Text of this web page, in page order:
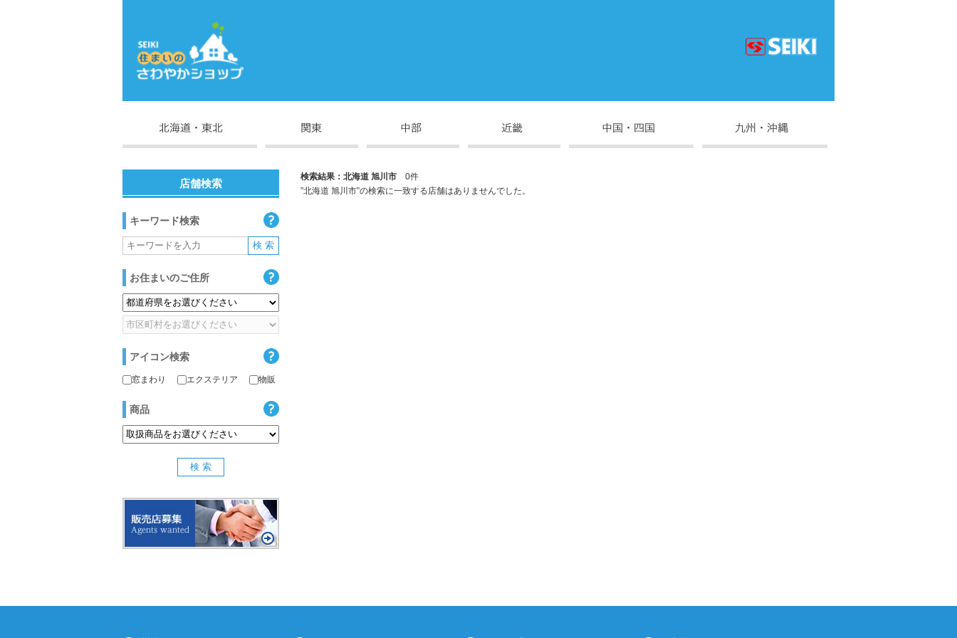
検索結果：北海道 旭川市 0件
”北海道 旭川市”の検索に一致する店舗はありませんでした。
店舗検索
キーワード検索
お住まいのご住所
アイコン検索
窓まわり エクステリア 物販
商品